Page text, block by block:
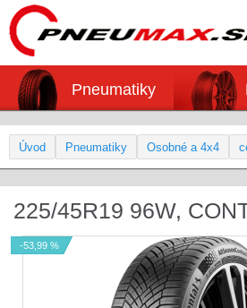
Pneumatiky
Úvod Pneumatiky Osobné a 4x4
225/45R19 96W,
-53,99 %